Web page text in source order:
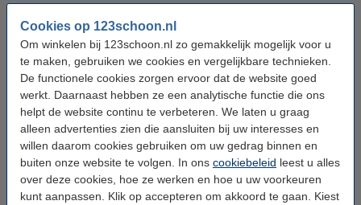
Cookies op 123schoon.nl
Om winkelen bij 123schoon.nl zo gemakkelijk mogelijk voor u
te maken, gebruiken we cookies en vergelijkbare technieken.
De functionele cookies zorgen ervoor dat de website goed
werkt. Daarnaast hebben ze een analytische functie die ons
helpt de website continu te verbeteren. We laten u graag
alleen advertenties zien die aansluiten bij uw interesses en
willen daarom cookies gebruiken om uw gedrag binnen en
buiten onze website te volgen. In ons cookiebeleid leest u alles
over deze cookies, hoe ze werken en hoe u uw voorkeuren
kunt aanpassen. Klik op accepteren om akkoord te gaan. Kiest
Oplosbaar folie: Ja
Extra info: Veiligheidsinformatieblad
Aantal stuks: 1 stuk(s)
Type verpakking: Enkel